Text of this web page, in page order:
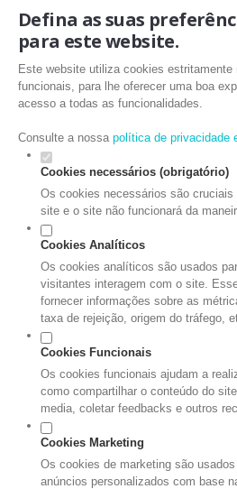
Defina as suas
para este website.
Este website utiliza cookies
funcionais, para lhe oferecer uma boa
acesso a todas as funcionalidades.
Consulte a nossa política de privacidade
Cookies necessários (obrigatório)
Os cookies necessários são
site e o site não funcionará da
Cookies Analíticos
Os cookies analíticos são usados
visitantes interagem com o site.
fornecer informações sobre as
taxa de rejeição, origem do tráfego,
Cookies Funcionais
Os cookies funcionais ajudam a
como compartilhar o conteúdo do
media, coletar feedbacks e outros
Cookies Marketing
Os cookies de marketing são
anúncios personalizados com base